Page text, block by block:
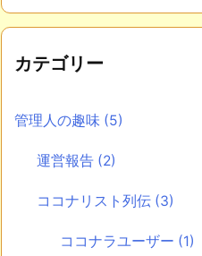
カテゴリー
管理人の趣味 (5)
運営報告 (2)
ココナリスト列伝 (3)
ココナラユーザー (1)